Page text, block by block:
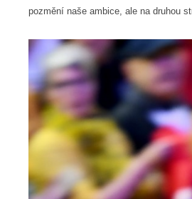
pozmění naše ambice, ale na druhou